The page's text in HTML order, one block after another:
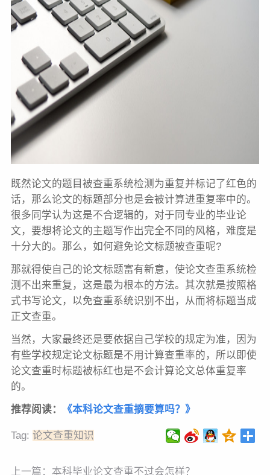
既然论文的题目被查重系统检测为重复并标记了红色的
话，那么论文的标题部分也是会被计算进重复率中的。
很多同学认为这是不合逻辑的，对于同专业的毕业论
文，要想将论文的主题写作出完全不同的风格，难度是
十分大的。那么，如何避免论文标题被查重呢?
那就得使自己的论文标题富有新意，使论文查重系统检
测不出来重复，这是最为根本的方法。其次就是按照格
式书写论文，以免查重系统识别不出，从而将标题当成
正文查重。
当然，大家最终还是要依据自己学校的规定为准，因为
有些学校规定论文标题是不用计算查重率的，所以即使
论文查重时标题被标红也是不会计算论文总体重复率
的。
推荐阅读：
《本科论文查重摘要算吗？》
Tag: 论文查重知识
上一篇： 本科毕业论文查重不过会怎样？